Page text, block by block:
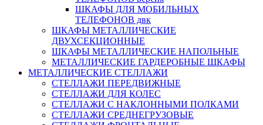
ШКАФЫ ДЛЯ МОБИЛЬНЫХ
ТЕЛЕФОНОВ двк
ШКАФЫ МЕТАЛЛИЧЕСКИЕ
ДВУХСЕКЦИОННЫЕ
ШКАФЫ МЕТАЛЛИЧЕСКИЕ НАПОЛЬНЫЕ
МЕТАЛЛИЧЕСКИЕ ГАРДЕРОБНЫЕ ШКАФЫ
МЕТАЛЛИЧЕСКИЕ СТЕЛЛАЖИ
СТЕЛЛАЖИ ПЕРЕДВИЖНЫЕ
СТЕЛЛАЖИ ДЛЯ КОЛЕС
СТЕЛЛАЖИ С НАКЛОННЫМИ ПОЛКАМИ
СТЕЛЛАЖИ СРЕДНЕГРУЗОВЫЕ